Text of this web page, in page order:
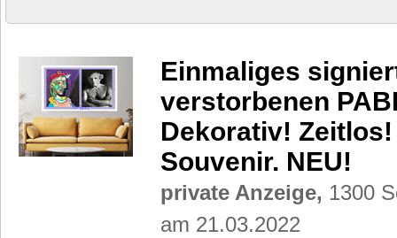
Einmaliges
verstorbenen
Dekorativ!
Souvenir. NEU!
private Anzeige, 1300
am 21.03.2022